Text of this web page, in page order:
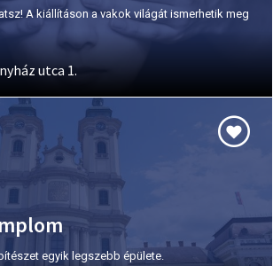
A kiállításon a vakok világát ismerhetik meg
utca 1.
egyik legszebb épülete.